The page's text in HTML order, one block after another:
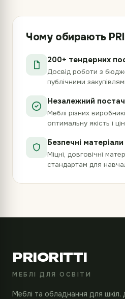
Чому обирають
200+ тендерних
Досвід роботи з
публічними
Незалежний
Меблі різних
оптимальну якість і
Безпечні
Міцні, довговічні
стандартам для
PRIORITTI
МЕБЛІ ДЛЯ ОСВІТИ
Меблі та обладнання для шкіл,